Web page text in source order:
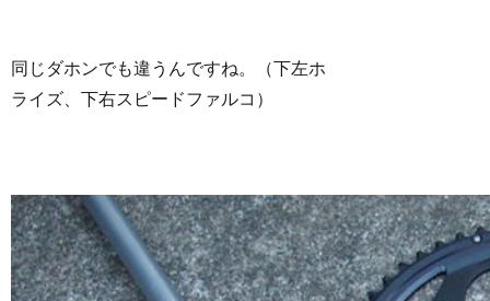
同じダホンでも違うんですね。（下左ホ
ライズ、下右スピードファルコ）